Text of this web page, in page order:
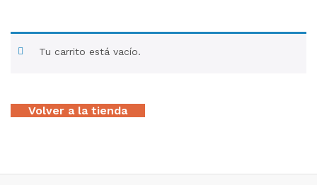
Tu carrito está vacío.
Volver a la tienda